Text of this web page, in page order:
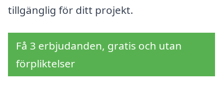
tillgänglig för ditt projekt.
Få 3 erbjudanden, gratis och utan
förpliktelser